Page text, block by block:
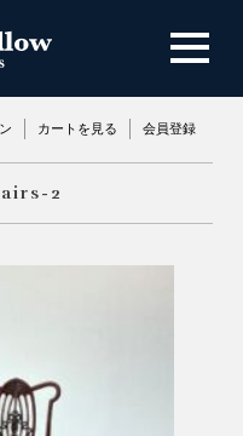
カートを見る 会員登録
2